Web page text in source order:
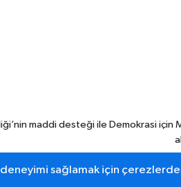
maddi desteği ile Demokrasi
deneyimi sağlamak için